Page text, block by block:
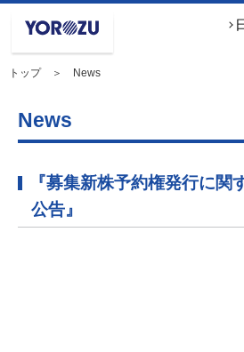
トップ＞ News
News
『募集新株予約権発行に関
公告』